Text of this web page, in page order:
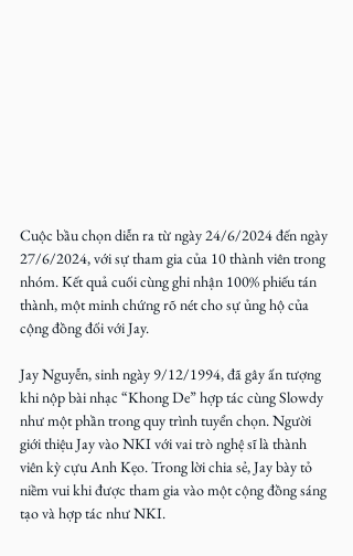
Cuộc bầu chọn diễn ra từ ngày 24/6/2024 đến ngày
27/6/2024, với sự tham gia của 10 thành viên trong
nhóm. Kết quả cuối cùng ghi nhận 100% phiếu tán
thành, một minh chứng rõ nét cho sự ủng hộ của
cộng đồng đối với Jay.
Jay Nguyễn, sinh ngày 9/12/1994, đã gây ấn tượng
khi nộp bài nhạc “Khong De” hợp tác cùng Slowdy
như một phần trong quy trình tuyển chọn. Người
giới thiệu Jay vào NKI với vai trò nghệ sĩ là thành
viên kỳ cựu Anh Kẹo. Trong lời chia sẻ, Jay bày tỏ
niềm vui khi được tham gia vào một cộng đồng sáng
tạo và hợp tác như NKI.